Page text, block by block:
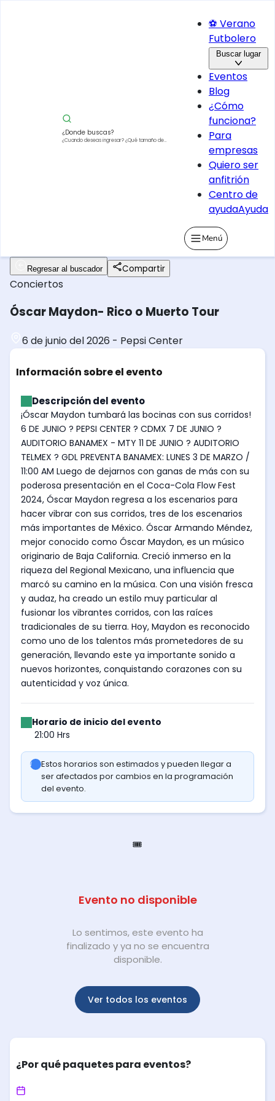
¿Donde buscas?
¿Cuando deseas ingresar?¿Qué tamaño de
⚽ Verano
Futbolero
Buscar lugar
Eventos
Blog
¿Cómo
funciona?
Para
empresas
Quiero ser
anfitrión
Centro de
ayudaAyuda
Menú
Regresar al buscador Compartir
Conciertos
Óscar Maydon- Rico o Muerto Tour
6 de junio del 2026 - Pepsi Center
Información sobre el evento
Descripción del evento
¡Óscar Maydon tumbará las bocinas con sus corridos!
6 DE JUNIO ? PEPSI CENTER ? CDMX 7 DE JUNIO ?
AUDITORIO BANAMEX - MTY 11 DE JUNIO ? AUDITORIO
TELMEX ? GDL PREVENTA BANAMEX: LUNES 3 DE MARZO /
11:00 AM Luego de dejarnos con ganas de más con su
poderosa presentación en el Coca-Cola Flow Fest
2024, Óscar Maydon regresa a los escenarios para
hacer vibrar con sus corridos, tres de los escenarios
más importantes de México. Óscar Armando Méndez,
mejor conocido como Óscar Maydon, es un músico
originario de Baja California. Creció inmerso en la
riqueza del Regional Mexicano, una influencia que
marcó su camino en la música. Con una visión fresca
y audaz, ha creado un estilo muy particular al
fusionar los vibrantes corridos, con las raíces
tradicionales de su tierra. Hoy, Maydon es reconocido
como uno de los talentos más prometedores de su
generación, llevando este ya importante sonido a
nuevos horizontes, conquistando corazones con su
autenticidad y voz única.
Horario de inicio del evento
21:00 Hrs
Estos horarios son estimados y pueden llegar a
ser afectados por cambios en la programación
del evento.
🎟️
Evento no disponible
Lo sentimos, este evento ha
finalizado y ya no se encuentra
disponible.
Ver todos los eventos
¿Por qué paquetes para eventos?